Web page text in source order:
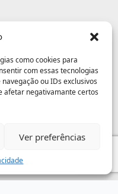
como cookies para
com essas tecnologias
ou IDs exclusivos
afetar negativamante certos
Ver preferências